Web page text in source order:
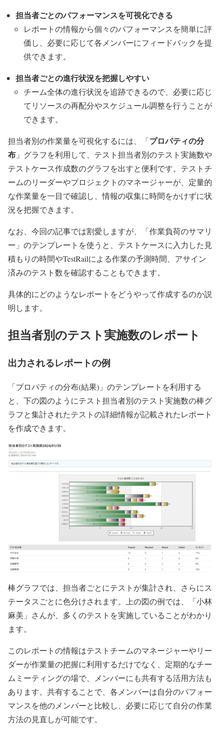
担当者ごとのパフォーマンスを可視化できる
レポートの情報から個々のパフォーマンスを簡単に評
価し、必要に応じて各メンバーにフィードバックを提
供できます。
担当者ごとの進行状況を把握しやすい
チーム全体の進行状況を追跡できるので、必要に応じ
てリソースの再配分やスケジュール調整を行うことが
できます。
担当者別の作業量を可視化するには、「プロパティの分
布 」グラフを利用して、テスト担当者別のテスト実施数や
テストケース作成数のグラフを出すと便利です。テストチ
ームのリーダーやプロジェクトのマネージャーが、定量的
な作業量を一目で確認し、情報の収集に時間をかけずに状
況を把握できます。
なお、今回の記事では割愛しますが、「作業負荷のサマリ
ー」のテンプレートを使うと、テストケースに入力した見
積もりの時間やTestRailによる作業の予測時間、アサイン
済みのテスト数を確認することもできます。
具体的にどのようなレポートをどうやって作成するのか説
明します。
担当者別のテスト実施数のレポート
出力されるレポートの例
「プロパティの分布(結果)」のテンプレートを利用する
と、下の図のようにテスト担当者別のテスト実施数の棒グ
ラフと集計されたテストの詳細情報が記載されたレポート
を作成できます。
棒グラフでは、担当者ごとにテストが集計され、さらにス
テータスごとに色分けされます。上の図の例では、「小林
麻美」さんが、多くのテストを実施していることがわかり
ます。
このレポートの情報はテストチームのマネージャーやリー
ダーが作業量の把握に利用するだけでなく、定期的なチー
ムミーティングの場で、メンバーにも共有する活用方法も
あります。共有することで、各メンバーは自分のパフォー
マンスを他のメンバーと比較し、必要に応じて自分の作業
方法の見直しが可能です。